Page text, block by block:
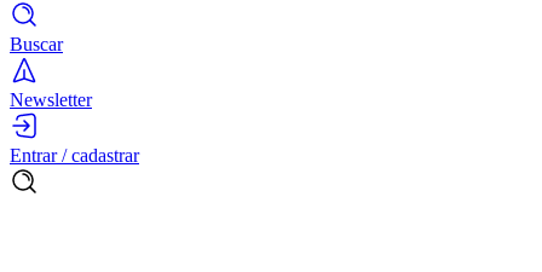
Buscar
Newsletter
Entrar / cadastrar